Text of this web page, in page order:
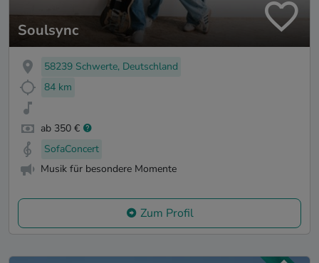
Soulsync
58239 Schwerte, Deutschland
84 km
ab 350 €
SofaConcert
Musik für besondere Momente
Zum Profil